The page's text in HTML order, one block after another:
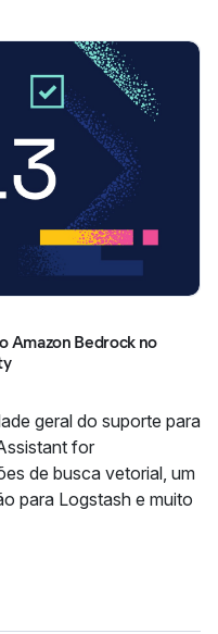
Amazon Bedrock no
geral do suporte para
for
de busca vetorial, um
para Logstash e muito